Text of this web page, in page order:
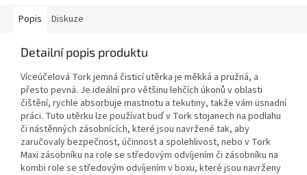
Popis Diskuze
Detailní popis produktu
Víceúčelová Tork jemná čisticí utěrka je měkká a pružná, a
přesto pevná. Je ideální pro většinu lehčích úkonů v oblasti
čištění, rychle absorbuje mastnotu a tekutiny, takže vám usnadní
práci. Tuto utěrku lze používat buď v Tork stojanech na podlahu
či nástěnných zásobnících, které jsou navržené tak, aby
zaručovaly bezpečnost, účinnost a spolehlivost, nebo v Tork
Maxi zásobníku na role se středovým odvíjením či zásobníku na
kombi role se středovým odvíjením v boxu, které jsou navrženy